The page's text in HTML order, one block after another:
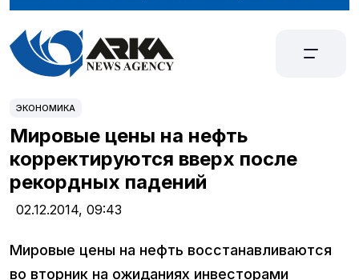
ЭКОНОМИКА
Мировые цены на нефть
корректируются вверх после
рекордных падений
02.12.2014, 09:43
Мировые цены на нефть восстанавливаются
во вторник на ожиданиях инвесторами